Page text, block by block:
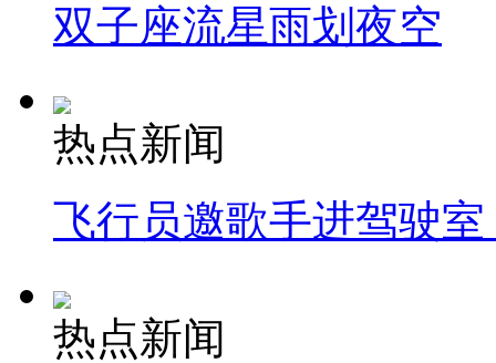
双子座流星雨划夜空
热点新闻
飞行员邀歌手进驾驶
热点新闻